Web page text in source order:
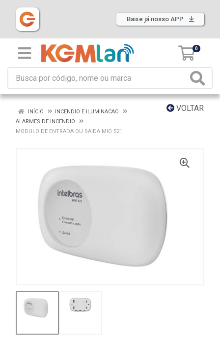
Baixe já nosso APP
0
VOLTAR
INÍCIO
INCENDIO E ILUMINACAO
ALARMES DE INCENDIO
MODULO DE ENTRADA OU SAIDA MIO 521